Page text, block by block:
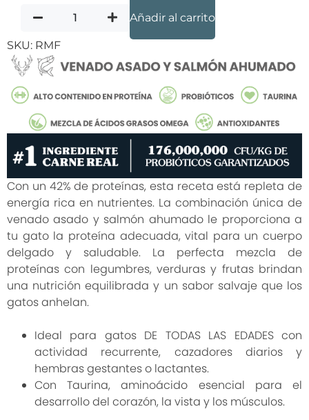
Añadir al carrito
SKU: RMF
Con un 42% de proteínas, esta receta está repleta de
energía rica en nutrientes. La combinación única de
venado asado y salmón ahumado le proporciona a
tu gato la proteína adecuada, vital para un cuerpo
delgado y saludable. La perfecta mezcla de
proteínas con legumbres, verduras y frutas brindan
una nutrición equilibrada y un sabor salvaje que los
gatos anhelan.
Ideal para gatos DE TODAS LAS EDADES con
actividad recurrente, cazadores diarios y
hembras gestantes o lactantes.
Con Taurina, aminoácido esencial para el
desarrollo del corazón, la vista y los músculos.